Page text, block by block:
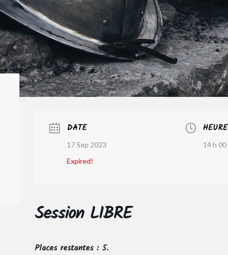
DATE
17 Sep 2023
Expired!
HEURE
14 h 00
Session LIBRE
Places restantes : 5.